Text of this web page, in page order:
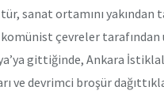
sanat ortamını
çevreler tarafından
gittiğinde, Ankara
ve devrimci broşür